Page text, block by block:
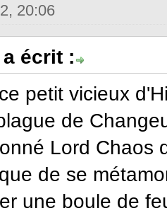
20:06
écrit :
petit vicieux
de
Lord Chaos
de se
une boule de